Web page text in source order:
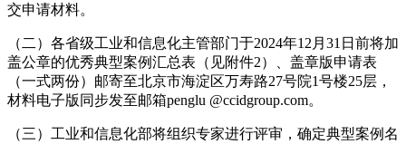
交申请材料。
（二）各省级工业和信息化主管部门于2024年12月31日前将加
盖公章的优秀典型案例汇总表（见附件2）、盖章版申请表
（一式两份）邮寄至北京市海淀区万寿路27号院1号楼25层，
材料电子版同步发至邮箱penglu @ccidgroup.com。
（三）工业和信息化部将组织专家进行评审，确定典型案例名